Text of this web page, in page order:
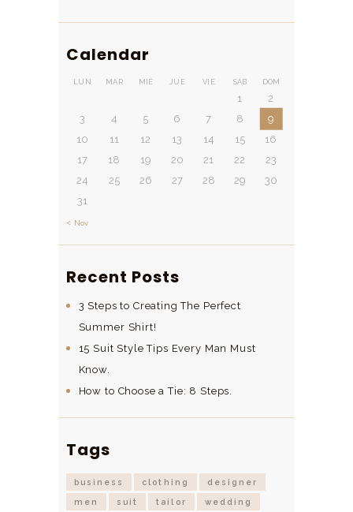
Calendar
LUN MAR MIÉ JUE VIE SÁB DOM
1
2
3
4 5 6 7 8
9
10
11 12 13 14 15
16
17
18 19 20 21 22
23
24
25 26 27 28 29
30
31
« Nov
Recent Posts
3 Steps to Creating The Perfect
Summer Shirt!
15 Suit Style Tips Every Man Must
Know.
How to Choose a Tie: 8 Steps.
Tags
business clothing designer
men suit tailor wedding